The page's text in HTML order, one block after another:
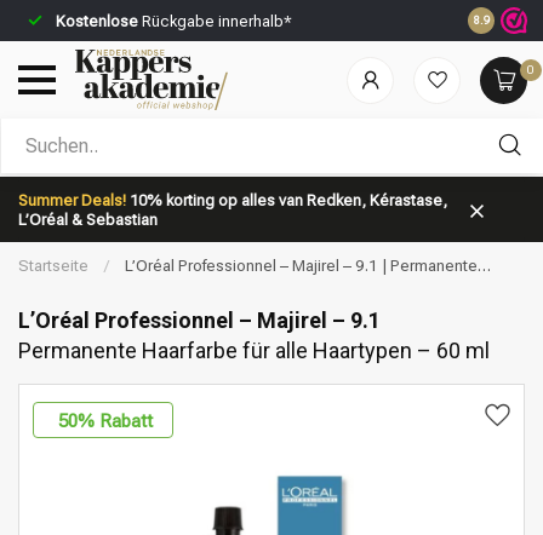
Kostenlose Rückgabe innerhalb* Vor 23:59
8.9
0
Summer Deals! 10% korting op alles van Redken, Kérastase,
L’Oréal & Sebastian
Nach welcher Kategorie suchst du?
Marken Haarpflege
Startseite /
L’Oréal Professionnel – Majirel – 9.1 | Permanente
L’Oréal Professionnel – Majirel – 9.1
Permanente Haarfarbe für alle Haartypen – 60 ml
50% Rabatt